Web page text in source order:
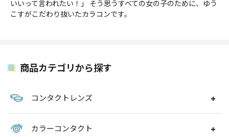
いいって言われたい！」 そう思うすべての女の子のために、ゆう
こすがこだわり抜いたカラコンです。
商品カテゴリから探す
コンタクトレンズ
カラーコンタクト